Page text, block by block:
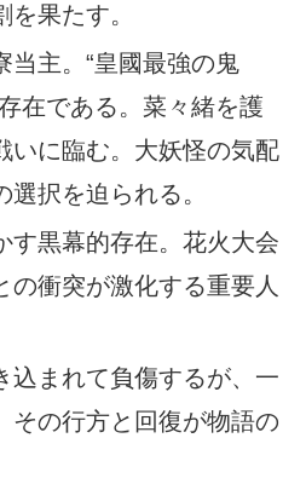
果たす。
当主。“皇國最強の鬼
在である。菜々緒を護
いに臨む。大妖怪の気配
択を迫られる。
す黒幕的存在。花火大会
の衝突が激化する重要人
込まれて負傷するが、一
その行方と回復が物語の